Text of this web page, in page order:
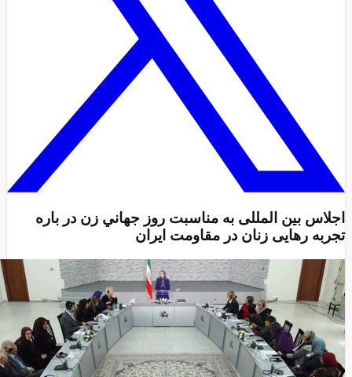
بین المللی به مناسبت روز جهاني زن در باره
رهایی زنان در مقاومت ایران